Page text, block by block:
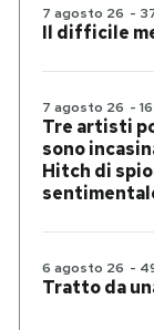
7 agosto 26 -
Il difficile
7 agosto 26 -
Tre artisti
sono
Hitch di
6 agosto 26 -
Tratto da